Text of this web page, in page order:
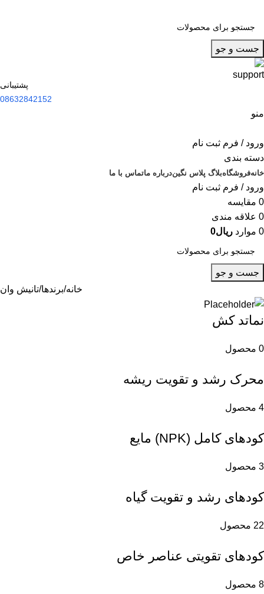
جست و جو
پشتیبانی
08632842152
منو
ورود / فرم ثبت نام
دسته بندی
خانهفروشگاهبلاگ پلاس نگیندرباره ماتماس با ما
ورود / فرم ثبت نام
0 مقایسه
0 علاقه مندی
0 موارد ریال0
جست و جو
خانه برندها تانیش وان
نماتد کش
0 محصول
محرک رشد و تقویت ریشه
4 محصول
کودهای کامل (NPK) مایع
3 محصول
کودهای رشد و تقویت گیاه
22 محصول
کودهای تقویتی عناصر خاص
8 محصول